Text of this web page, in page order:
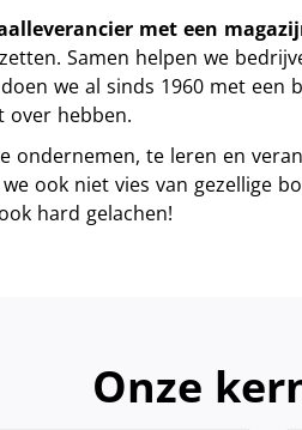
met een
Samen helpen we
we al sinds 1960 met een
over hebben.
ondernemen, te leren en
ook niet vies van gezellige
hard gelachen!
Onze